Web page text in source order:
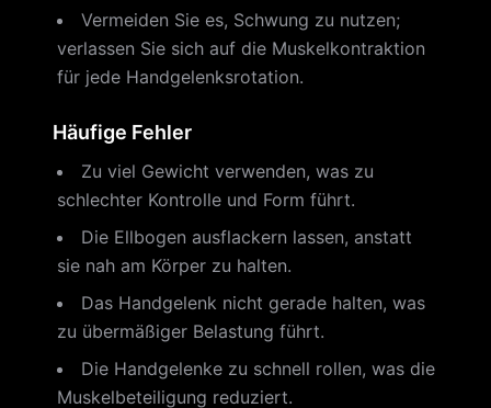
Vermeiden Sie es, Schwung zu nutzen;
verlassen Sie sich auf die Muskelkontraktion
für jede Handgelenksrotation.
Häufige Fehler
Zu viel Gewicht verwenden, was zu
schlechter Kontrolle und Form führt.
Die Ellbogen ausflackern lassen, anstatt
sie nah am Körper zu halten.
Das Handgelenk nicht gerade halten, was
zu übermäßiger Belastung führt.
Die Handgelenke zu schnell rollen, was die
Muskelbeteiligung reduziert.